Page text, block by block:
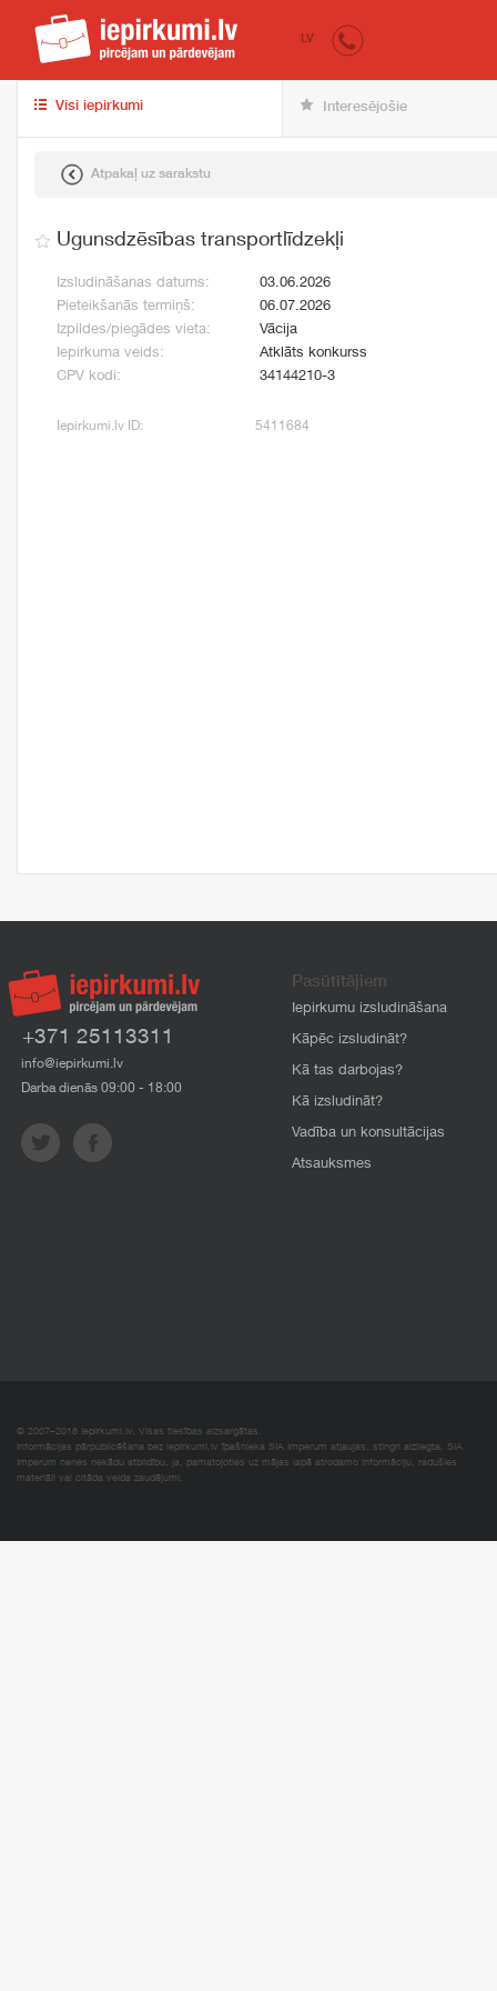
iepirkumi.lv
LV
Visi iepirkumi Interesējošie
Atpakaļ uz sarakstu
Ugunsdzēsības transportlīdzekļi
Izsludināšanas datums:
03.06.2026
Pieteikšanās termiņš:
06.07.2026
Izpildes/piegādes vieta:
Vācija
Iepirkuma veids:
Atklāts konkurss
CPV kodi:
34144210-3
Iepirkumi.lv ID: 5411684
+371 25113311
info@iepirkumi.lv
Darba dienās 09:00 - 18:00
Pasūtītājiem
Iepirkumu izsludināšana
Kāpēc izsludināt?
Kā tas darbojas?
Kā izsludināt?
Vadība un konsultācijas
Atsauksmes
© 2007–2018 Iepirkumi.lv. Visas tiesības aizsargātas.
Informācijas pārpublicēšana bez iepirkumi.lv īpašnieka SIA Imperum atļaujas, stingri aizliegta. SIA
Imperum nenes nekādu atbildību, ja, pamatojoties uz mājas lapā atrodamo informāciju, radušies
materiāli vai citāda veida zaudējumi.